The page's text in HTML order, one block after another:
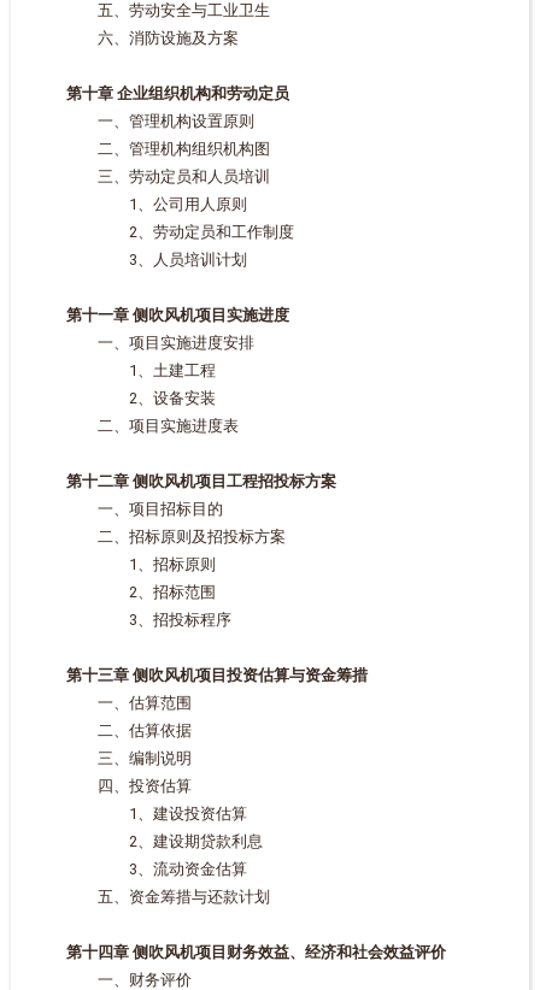
五、劳动安全与工业卫生
六、消防设施及方案
第十章 企业组织机构和劳动定员
一、管理机构设置原则
二、管理机构组织机构图
三、劳动定员和人员培训
1、公司用人原则
2、劳动定员和工作制度
3、人员培训计划
第十一章 侧吹风机项目实施进度
一、项目实施进度安排
1、土建工程
2、设备安装
二、项目实施进度表
第十二章 侧吹风机项目工程招投标方案
一、项目招标目的
二、招标原则及招投标方案
1、招标原则
2、招标范围
3、招投标程序
第十三章 侧吹风机项目投资估算与资金筹措
一、估算范围
二、估算依据
三、编制说明
四、投资估算
1、建设投资估算
2、建设期贷款利息
3、流动资金估算
五、资金筹措与还款计划
第十四章 侧吹风机项目财务效益、经济和社会效益评价
一、财务评价